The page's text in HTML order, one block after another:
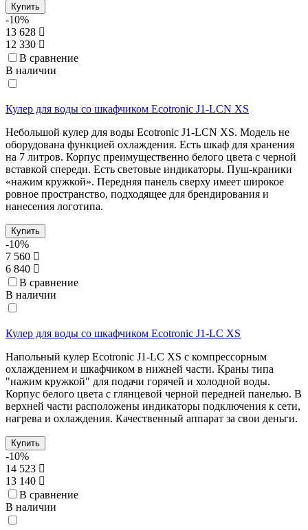
Купить
-10%
13 628
12 330
В сравнение
В наличии
Кулер для воды со шкафчиком Ecotronic J1-LCN XS
Небольшой кулер для воды Ecotronic J1-LCN XS. Модель не
оборудована функцией охлаждения. Есть шкаф для хранения
на 7 литров. Корпус преимущественно белого цвета с черной
вставкой спереди. Есть световые индикаторы. Пуш-краники
«нажим кружкой». Передняя панель сверху имеет широкое
ровное пространство, подходящее для брендирования и
нанесения логотипа.
Купить
-10%
7 560
6 840
В сравнение
В наличии
Кулер для воды со шкафчиком Ecotronic J1-LC XS
Напольный кулер Ecotronic J1-LC XS с компрессорным
охлаждением и шкафчиком в нижней части. Краны типа
"нажим кружкой" для подачи горячей и холодной воды.
Корпус белого цвета с глянцевой черной передней панелью. В
верхней части расположены индикаторы подключения к сети,
нагрева и охлаждения. Качественный аппарат за свои деньги.
Купить
-10%
14 523
13 140
В сравнение
В наличии